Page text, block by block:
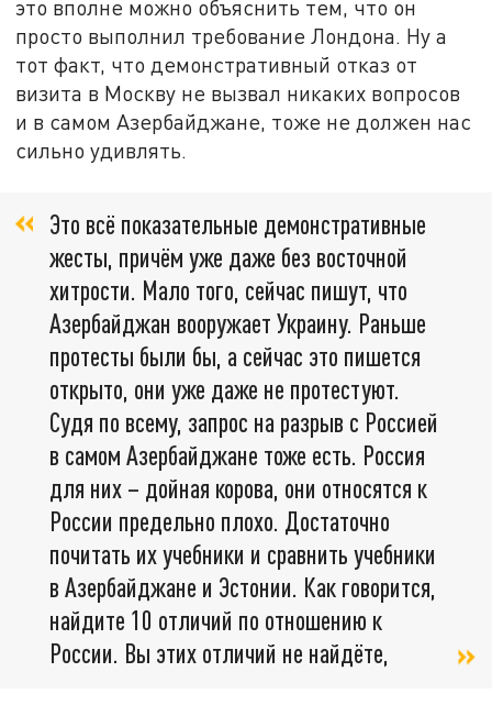
это вполне можно объяснить тем, что он
просто выполнил требование Лондона. Ну а
тот факт, что демонстративный отказ от
визита в Москву не вызвал никаких вопросов
и в самом Азербайджане, тоже не должен нас
сильно удивлять.
Это всё показательные демонстративные
жесты, причём уже даже без восточной
хитрости. Мало того, сейчас пишут, что
Азербайджан вооружает Украину. Раньше
протесты были бы, а сейчас это пишется
открыто, они уже даже не протестуют.
Судя по всему, запрос на разрыв с Россией
в самом Азербайджане тоже есть. Россия
для них – дойная корова, они относятся к
России предельно плохо. Достаточно
почитать их учебники и сравнить учебники
в Азербайджане и Эстонии. Как говорится,
найдите 10 отличий по отношению к
России. Вы этих отличий не найдёте,